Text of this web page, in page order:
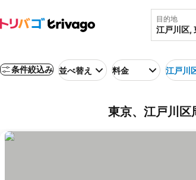
目的地
条件絞込み 並べ替え 料金 江戸川
東京、江戸川区